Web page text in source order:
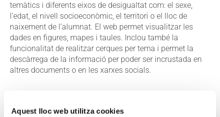
Aquest lloc web utilitza cookies
temàtics i diferents eixos de desigualtat com: el sexe,
l’edat, el nivell socioeconòmic, el territori o el lloc de
naixement de l’alumnat. El web permet visualitzar les
dades en figures, mapes i taules. Inclou també la
funcionalitat de realitzar cerques per tema i permet la
descàrrega de la informació per poder ser incrustada en
altres documents o en les xarxes socials.
Aquesta informació es pot trobar a: